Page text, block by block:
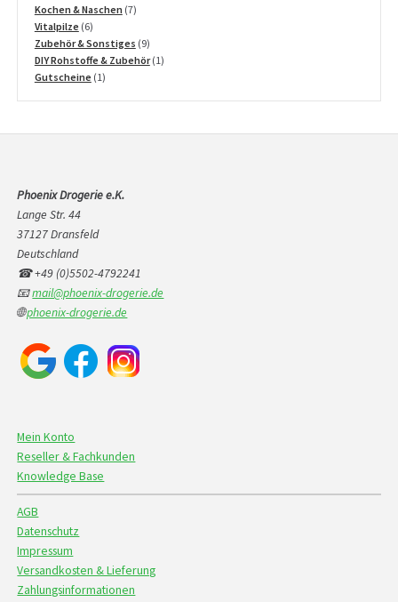
Produkte
Kochen & Naschen 77
Vitalpilze 66
Produkte
Zubehör & Sonstiges 99
Produkte
DIY Rohstoffe & Zubehör 11
Gutscheine 11
Phoenix Drogerie e.K.
Lange Str. 44
37127 Dransfeld
Deutschland
☎ +49 (0)5502-4792241
📧mail@phoenix-drogerie.de
🌐phoenix-drogerie.de
Mein Konto
Reseller & Fachkunden
Knowledge Base
AGB
Datenschutz
Impressum
Versandkosten & Lieferung
Zahlungsinformationen